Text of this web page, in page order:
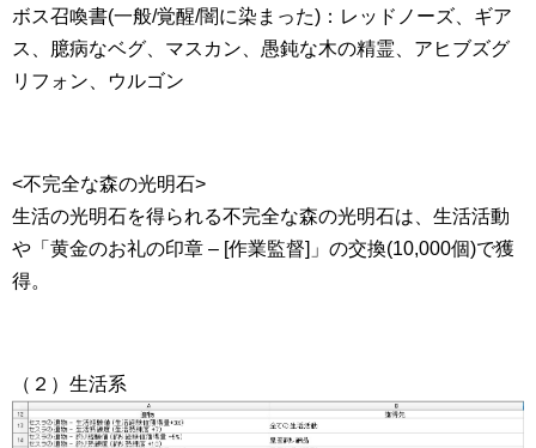
ボス召喚書(一般/覚醒/闇に染まった)：レッドノーズ、ギア
ス、臆病なベグ、マスカン、愚鈍な木の精霊、アヒブズグ
リフォン、ウルゴン
<不完全な森の光明石>
生活の光明石を得られる不完全な森の光明石は、生活活動
や「黄金のお礼の印章 – [作業監督]」の交換(10,000個)で獲
得。
（２）生活系